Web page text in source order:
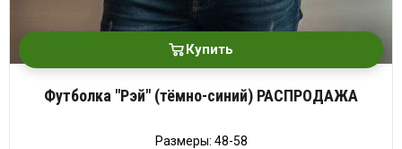
Купить
Футболка "Рэй" (тёмно-синий) РАСПРОДАЖА
Размеры: 48-58